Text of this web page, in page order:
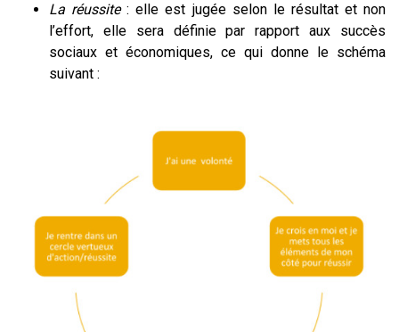
La réussite: elle est jugée selon le résultat et non
l’effort, elle sera définie par rapport aux succès
sociaux et économiques, ce qui donne le schéma
suivant :